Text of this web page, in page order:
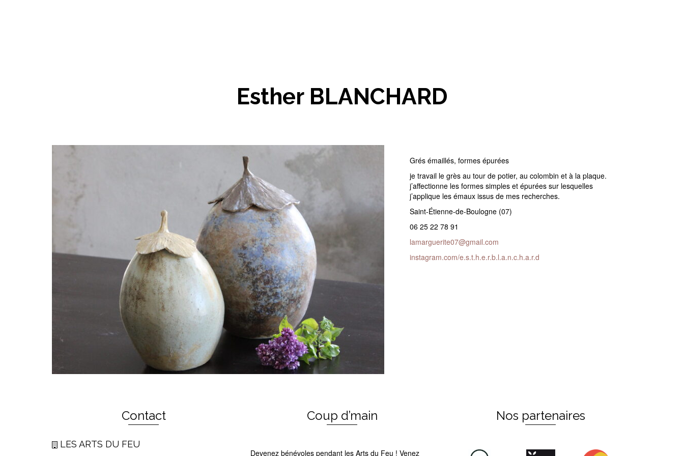
Esther BLANCHARD
Grés émaillés, formes épurées
je travail le grès au tour de potier, au colombin et à la plaque.
j’affectionne les formes simples et épurées sur lesquelles
j’applique les émaux issus de mes recherches.
Saint-Étienne-de-Boulogne(07)
06 25 22 78 91
lamarguerite07@gmail.com
instagram.com/e.s.t.h.e.r.b.l.a.n.c.h.a.r.d
Contact
LES ARTS DU FEU
Coup d’main
Devenez bénévoles pendant les Arts du Feu ! Venez
Nos partenaires